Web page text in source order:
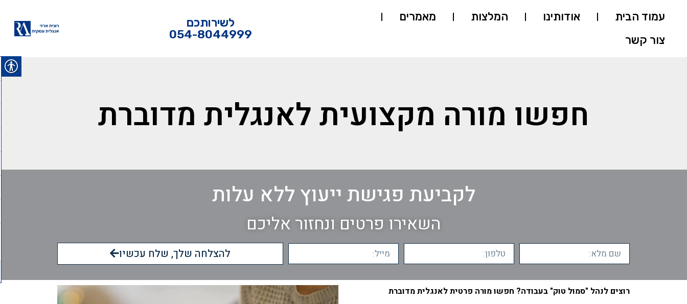
עמוד הבית אודותינו המלצות
מאמרים
צור קשר
לשירותכם
054-8044999
חפשו מורה מקצועית לאנגלית מדוברת
לקביעת פגישת ייעוץ ללא עלות
השאירו פרטים ונחזור אליכם
להצלחה שלך, שלח עכשיו
רוצים לנהל "סמול טוק" בעבודה? חפשו מורה פרטית לאנגלית מדוברת